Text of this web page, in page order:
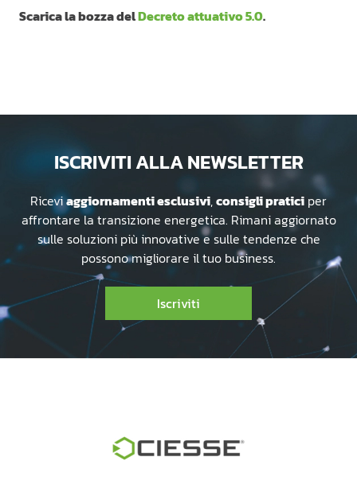
Scarica la bozza delDecreto attuativo 5.0.
ISCRIVITI ALLA NEWSLETTER
Riceviaggiornamenti esclusivi,consigli pratici per
affrontare la transizione energetica. Rimani aggiornato
sulle soluzioni più innovative e sulle tendenze che
possono migliorare il tuo business.
Iscriviti